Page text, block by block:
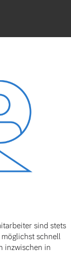
sind stets
schnell
inzwischen in